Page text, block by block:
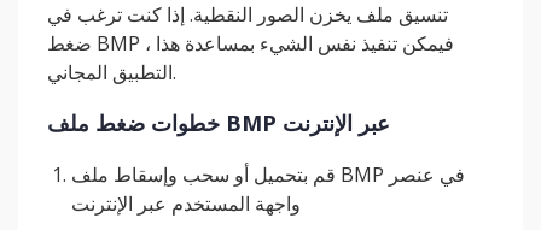
تنسيق ملف يخزن الصور النقطية. إذا كنت ترغب في
ضغط BMP ، فيمكن تنفيذ نفس الشيء بمساعدة هذا
التطبيق المجاني.
خطوات ضغط ملف BMP عبر الإنترنت
قم بتحميل أو سحب وإسقاط ملف BMP في عنصر
واجهة المستخدم عبر الإنترنت